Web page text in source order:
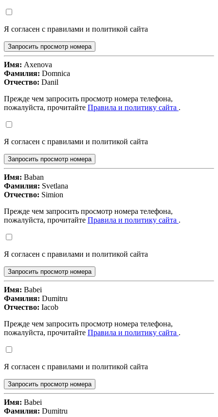
Я согласен с правилами и политикой сайта
Запросить просмотр номера
Имя: Axenova
Фамилия: Domnica
Отчество: Danil
Прежде чем запросить просмотр номера телефона,
пожалуйста, прочитайте Правила и политику сайта .
Я согласен с правилами и политикой сайта
Запросить просмотр номера
Имя: Baban
Фамилия: Svetlana
Отчество: Simion
Прежде чем запросить просмотр номера телефона,
пожалуйста, прочитайте Правила и политику сайта .
Я согласен с правилами и политикой сайта
Запросить просмотр номера
Имя: Babei
Фамилия: Dumitru
Отчество: Iacob
Прежде чем запросить просмотр номера телефона,
пожалуйста, прочитайте Правила и политику сайта .
Я согласен с правилами и политикой сайта
Запросить просмотр номера
Имя: Babei
Фамилия: Dumitru